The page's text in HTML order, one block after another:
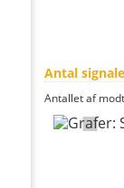
Antal
Antallet af